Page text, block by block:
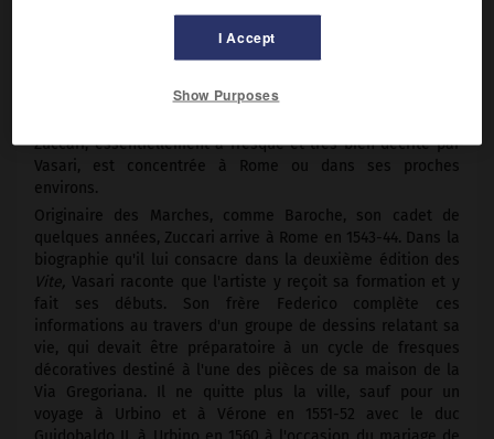
poursuivront ses recherches d'une façon si fidèle que le
terme de " zuccaresque " deviendra plus tard une
appellation commode pour définir une part importante de
une certaine confusion dans l'appréciation de l'œuvre
Zuccari, essentiellement à fresque et très bien décrite par
Vasari, est concentrée à Rome ou dans ses proches
environs.
Originaire des Marches, comme Baroche, son cadet de
quelques années, Zuccari arrive à Rome en 1543-44. Dans la
biographie qu'il lui consacre dans la deuxième édition des
Vite, Vasari raconte que l'artiste y reçoit sa formation et y
fait ses débuts. Son frère Federico complète ces
informations au travers d'un groupe de dessins relatant sa
vie, qui devait être préparatoire à un cycle de fresques
décoratives destiné à l'une des pièces de sa maison de la
Via Gregoriana. Il ne quitte plus la ville, sauf pour un
voyage à Urbino et à Vérone en 1551-52 avec le duc
I Accept
Show Purposes